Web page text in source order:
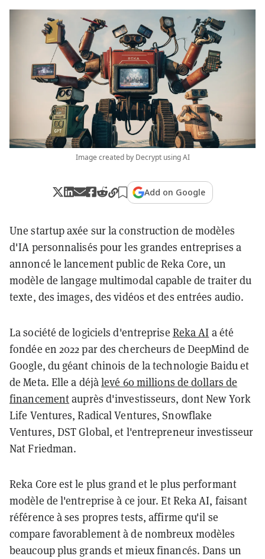
Image created by Decrypt using AI
Add on Google
Une startup axée sur la construction de modèles
d'IA personnalisés pour les grandes entreprises a
annoncé le lancement public de Reka Core, un
modèle de langage multimodal capable de traiter du
texte, des images, des vidéos et des entrées audio.
La société de logiciels d'entreprise Reka AI a été
fondée en 2022 par des chercheurs de DeepMind de
Google, du géant chinois de la technologie Baidu et
de Meta. Elle a déjàlevé 60 millions de dollars de
financementauprès d'investisseurs, dont New York
Life Ventures, Radical Ventures, Snowflake
Ventures, DST Global, et l'entrepreneur investisseur
Nat Friedman.
Reka Core est le plus grand et le plus performant
modèle de l'entreprise à ce jour. Et Reka AI, faisant
référence à ses propres tests, affirme qu'il se
compare favorablement à de nombreux modèles
beaucoup plus grands et mieux financés. Dans un